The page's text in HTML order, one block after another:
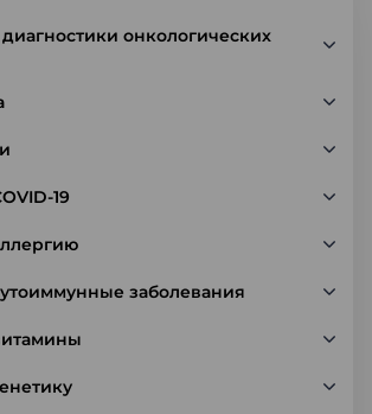
онкологических
19
заболевания